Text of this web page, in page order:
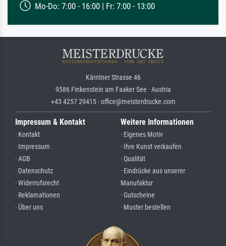
Mo-Do: 7:00 - 16:00 | Fr: 7:00 - 13:00
Kärntner Strasse 46
9586 Finkenstein am Faaker See · Austria
+43 4257 29415 · office@meisterdrucke.com
Impressum & Kontakt
· Kontakt
· Impressum
· AGB
· Datenschutz
· Widerrufsrecht
· Reklamationen
· Über uns
Weitere Informationen
· Eigenes Motiv
· Ihre Kunst verkaufen
· Qualität
· Eindrücke aus unserer
Manufaktur
· Gutscheine
· Muster bestellen